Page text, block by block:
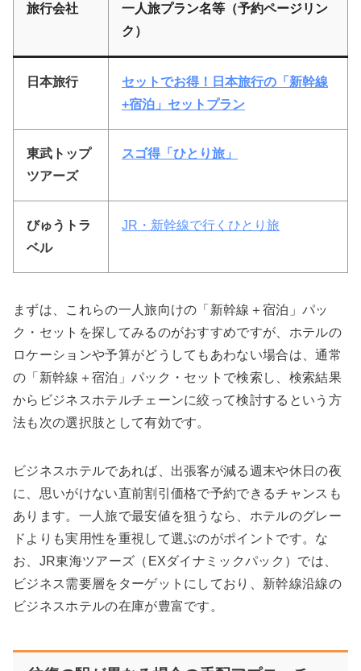
旅行会社
一人旅プラン名等（予約ページリン
ク）
日本旅行
セットでお得！日本旅行の「新幹線
+宿泊」セットプラン
東武トップ
ツアーズ
スゴ得「ひとり旅」
びゅうトラ
ベル
JR・新幹線で行くひとり旅
まずは、これらの一人旅向けの「新幹線＋宿泊」パッ
ク・セットを探してみるのがおすすめですが、ホテルの
ロケーションや予算がどうしてもあわない場合は、通常
の「新幹線＋宿泊」パック・セットで検索し、検索結果
からビジネスホテルチェーンに絞って検討するという方
法も次の選択肢として有効です。
ビジネスホテルであれば、出張客が減る週末や休日の夜
に、 思いがけない直前割引価格で予約できるチャンス も
あります。一人旅で最安値を狙うなら、ホテルのグレー
ドよりも実用性を重視して選ぶのがポイントです。な
お、JR東海ツアーズ（EXダイナミックパック）では、
ビジネス需要層をターゲットにしており、新幹線沿線の
ビジネスホテルの在庫が豊富です。